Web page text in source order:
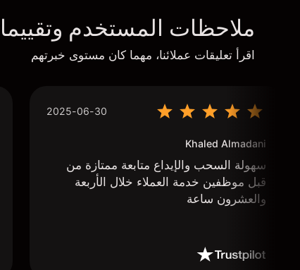
ملاحظات المستخدم
اقرأ تعليقات عملائنا، مهما كان مستوى خبرتهم
2025-06-30
Khaled Almadani
سهولة السحب والإيداع متابعة ممتازة من
قبل موظفين خدمة العملاء خلال الأربعة
والعشرون ساعة